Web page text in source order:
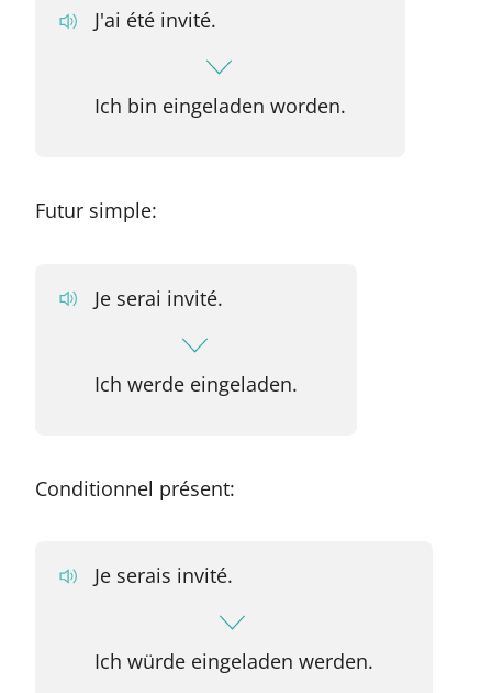
J'ai été invité.
Ich bin eingeladen worden.
Futur simple:
Je serai invité.
Ich werde eingeladen.
Conditionnel présent:
Je serais invité.
Ich würde eingeladen werden.